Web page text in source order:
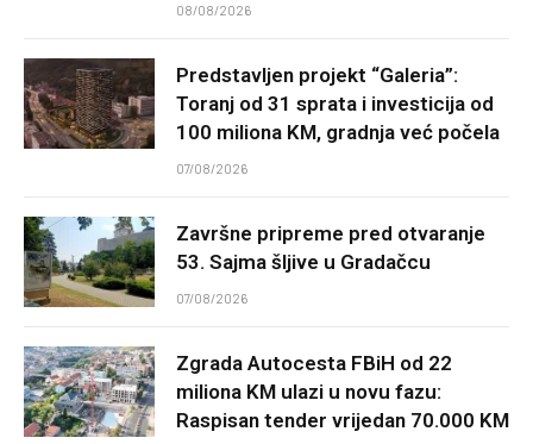
08/08/2026
Predstavljen projekt “Galeria”:
Toranj od 31 sprata i investicija od
100 miliona KM, gradnja već počela
07/08/2026
Završne pripreme pred otvaranje
53. Sajma šljive u Gradačcu
07/08/2026
Zgrada Autocesta FBiH od 22
miliona KM ulazi u novu fazu:
Raspisan tender vrijedan 70.000 KM